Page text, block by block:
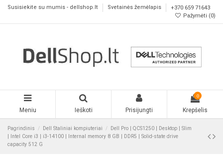
Susisiekite su mumis - dellshop.lt Svetainės žemėlapis
+370 659 71643
Pažymėti (0)
Meniu Ieškoti Prisijungti
0
Krepšelis
Pagrindinis Dell Staliniai kompiuteriai
Dell Pro | QCS1250 | Desktop | Slim
| Intel Core i3 | i3-14100 | Internal memory 8 GB | DDR5 | Solid-state drive
capacity 512 G